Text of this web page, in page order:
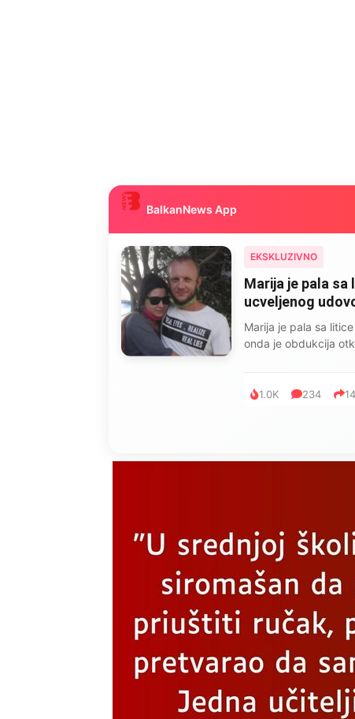
BalkanNews App
EKSKLUZIVNO
Marija je pala
ucveljenog
Marija je pala sa
onda je obdukcija
1.0K 234